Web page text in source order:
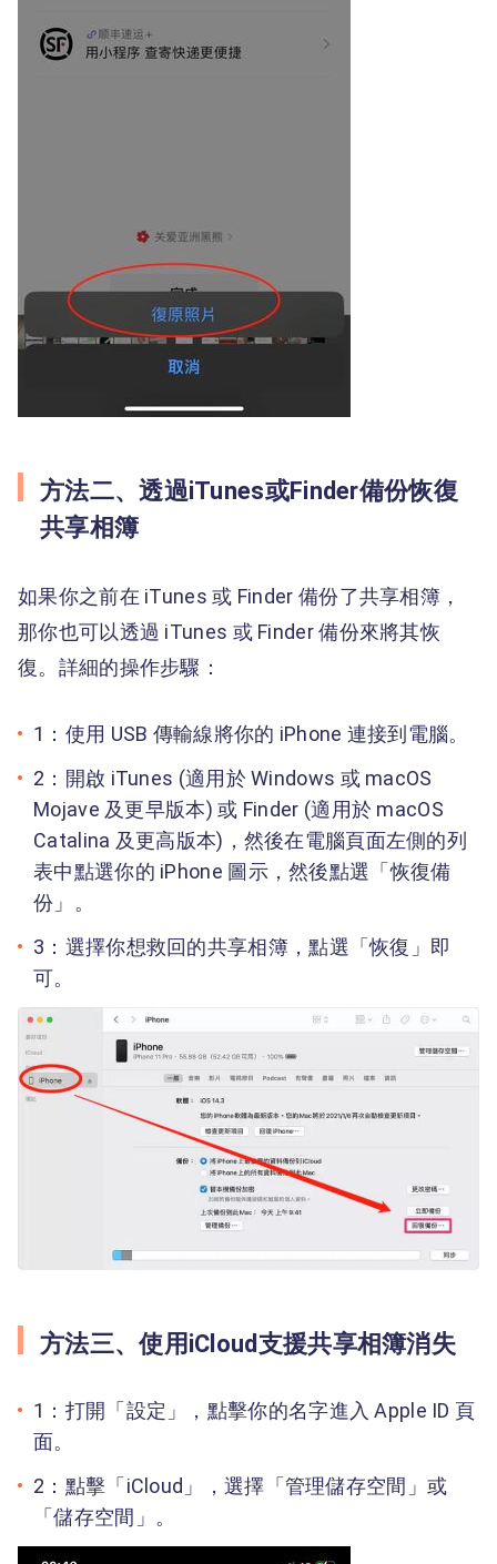
方法二、透過iTunes或Finder備份恢復
共享相簿
如果你之前在 iTunes 或 Finder 備份了共享相簿，
那你也可以透過 iTunes 或 Finder 備份來將其恢
復。詳細的操作步驟：
1：使用 USB 傳輸線將你的 iPhone 連接到電腦。
2：開啟 iTunes (適用於 Windows 或 macOS
Mojave 及更早版本) 或 Finder (適用於 macOS
Catalina 及更高版本)，然後在電腦頁面左側的列
表中點選你的 iPhone 圖示，然後點選「恢復備
份」。
3：選擇你想救回的共享相簿，點選「恢復」即
可。
方法三、使用iCloud支援共享相簿消失
1：打開「設定」，點擊你的名字進入 Apple ID 頁
面。
2：點擊「iCloud」，選擇「管理儲存空間」或
「儲存空間」。